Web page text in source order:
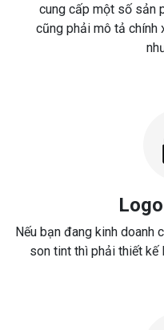
cung cấp một số sản
cũng phải mô tả chính
Nếu bạn đang kinh doanh
son tint thì phải thiết kế